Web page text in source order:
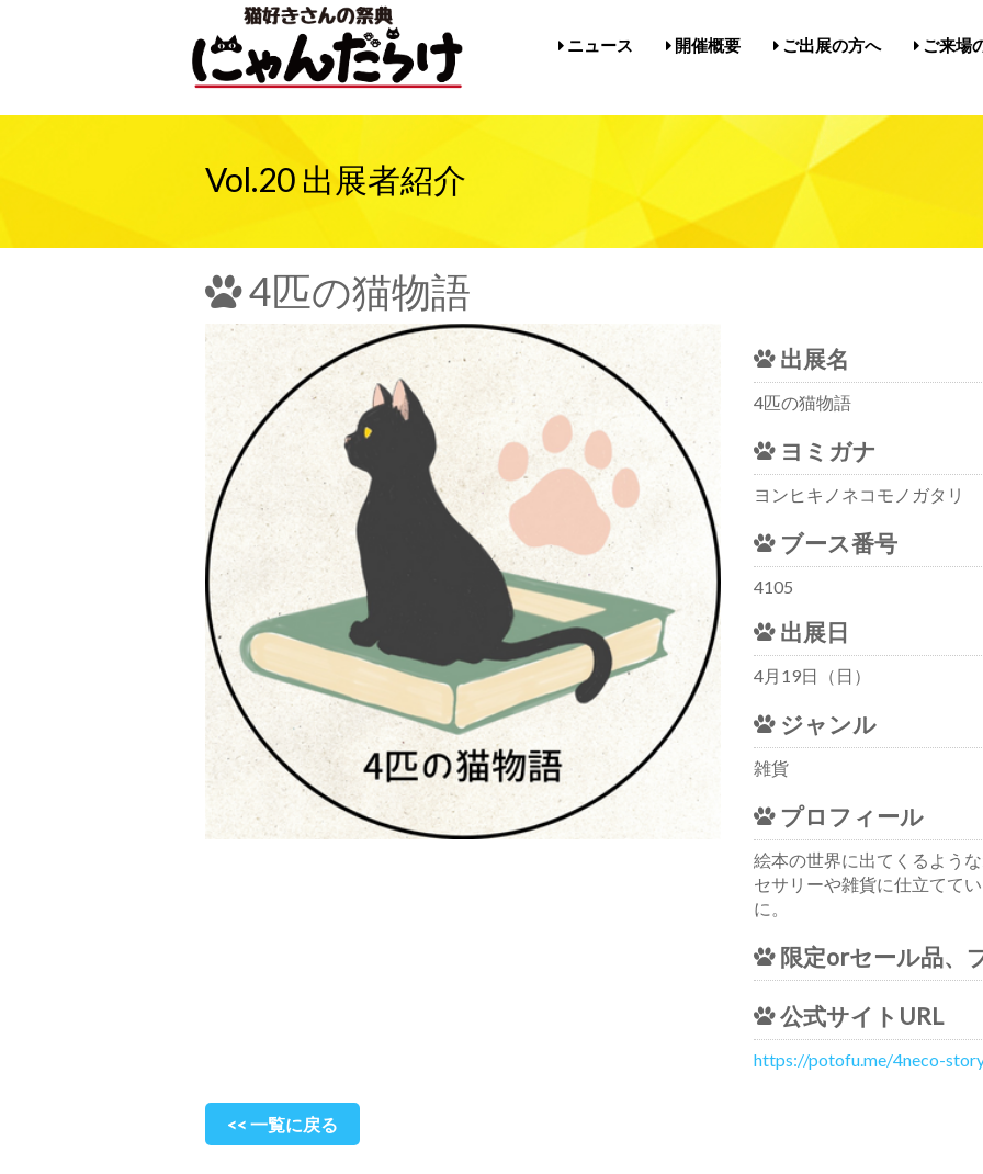
ニュース 開催概要 ご出展の方へ ご来場
Vol.20 出展者紹介
4匹の猫物語
出展名
4匹の猫物語
ヨミガナ
ヨンヒキノネコモノガタリ
ブース番号
4105
出展日
4月19日（日）
ジャンル
雑貨
プロフィール
絵本の世界に出てくるよう
セサリーや雑貨に仕立てて
に。
限定orセール品、
公式サイトURL
https://potofu.me/4neco-
<< 一覧に戻る